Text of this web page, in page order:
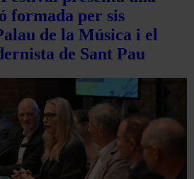
formada per sis
de la Música i el
de Sant Pau